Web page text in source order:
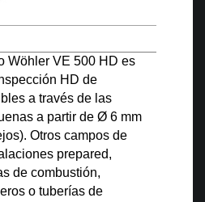
Wöhler VE 500 HD es
HD de
a través de las
a partir de Ø 6 mm
Otros campos de
prepared,
de combustión,
o tuberías de